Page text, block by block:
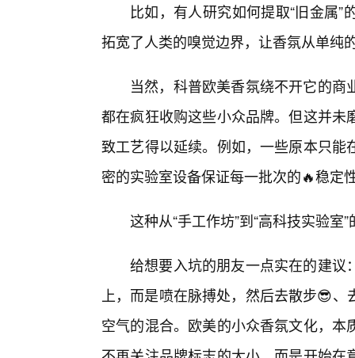
比如，有人研究如何提取“旧金属
拓宽了人类的嗅觉边界，让香氛从单纯
当然，科普欧美香氛绕不开它的
都在疯狂收购这些小众品牌。但这并
致工艺得以延续。例如，一些原本只
密的实验室设备保证每一批次的🔥稳定
这种从“手工作坊”到“高科技实验
给想要入坑的朋友一点实在的建议
上，而是喷在脉搏处，然后去散步😎
空气的混合。欧美的小众香氛文化，